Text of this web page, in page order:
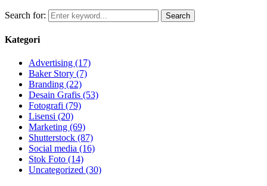
Search for: Search
Kategori
Advertising (17)
Baker Story (7)
Branding (22)
Desain Grafis (53)
Fotografi (79)
Lisensi (20)
Marketing (69)
Shutterstock (87)
Social media (16)
Stok Foto (14)
Uncategorized (30)